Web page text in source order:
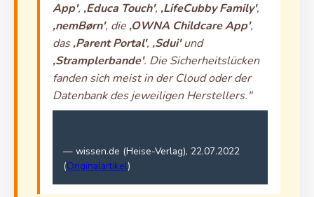
App', ‚Educa Touch', ‚LifeCubby Family',
‚nemBørn', die ‚OWNA Childcare App',
das‚Parent Portal', ‚Sdui'und
‚Stramplerbande'. Die Sicherheitslücken
fanden sich meist in der Cloud oder der
Datenbank des jeweiligen Herstellers."
— wissen.de (Heise-Verlag), 22.07.2022
(Originalartikel)